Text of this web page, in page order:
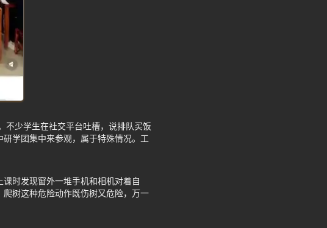
不少学生在社交平台吐槽，说排队买饭
学团集中来参观，属于特殊情况。工
时发现窗外一堆手机和相机对着自
树这种危险动作既伤树又危险，万一